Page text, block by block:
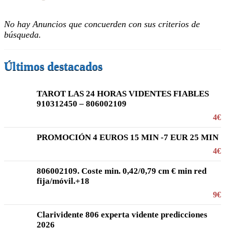
No hay Anuncios que concuerden con sus criterios de
búsqueda.
Últimos destacados
TAROT LAS 24 HORAS VIDENTES FIABLES
910312450 – 806002109
4€
PROMOCIÓN 4 EUROS 15 MIN -7 EUR 25 MIN
4€
806002109. Coste min. 0,42/0,79 cm € min red
fija/móvil.+18
9€
Clarividente 806 experta vidente predicciones
2026